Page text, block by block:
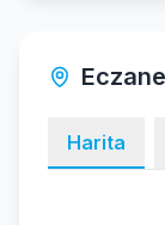
Harita